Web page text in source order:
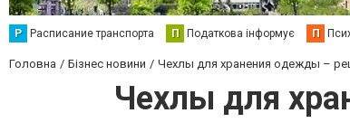
Р Расписание транспорта П Податкова інформує П
Головна Бізнес новини Чехлы для хранения одежды –
Чехлы для